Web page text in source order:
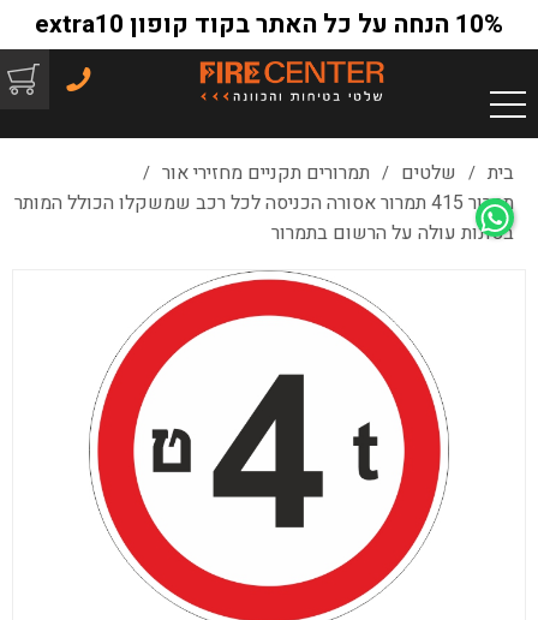
10% הנחה על כל האתר בקוד קופון extra10
בית / שלטים / תמרורים תקניים מחזירי אור /
תמרור 415 תמרור אסורה הכניסה לכל רכב שמשקלו הכולל המותר
בטונות עולה על הרשום בתמרור